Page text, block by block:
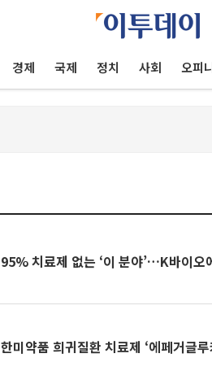
경제 국제 정치 사회 오피
95% 치료제 없는 ‘이 분야’…K바이
한미약품 희귀질환 치료제 ‘에페거글